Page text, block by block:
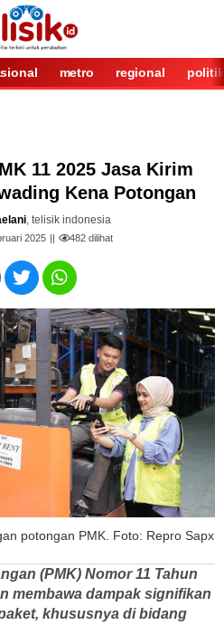
metro regional politik
11 2025 Jasa Kirim
Kena Potongan
, telisik indonesia
2025 482dilihat
potongan PMK. Foto: Repro Sapx
(PMK) Nomor 11 Tahun
membawa dampak signifikan
khususnya di bidang